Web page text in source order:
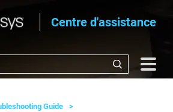
Centre d'assistance
Guide